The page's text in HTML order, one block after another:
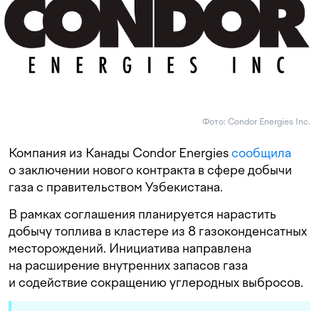
Фото: Condor Energies Inc.
Компания из Канады Condor Energiesсообщила
о заключении нового контракта в сфере добычи
газа с правительством Узбекистана.
В рамках соглашения планируется нарастить
добычу топлива в кластере из 8 газоконденсатных
месторождений. Инициатива направлена
на расширение внутренних запасов газа
и содействие сокращению углеродных выбросов.